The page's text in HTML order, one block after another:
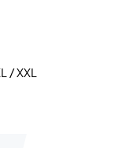
/ XXL